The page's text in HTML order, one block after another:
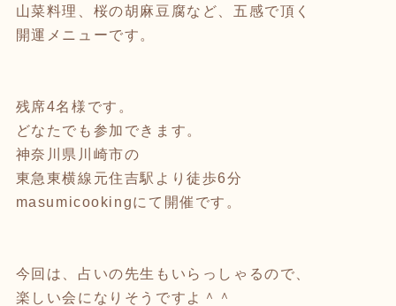
山菜料理、桜の胡麻豆腐など、五感で頂く
開運メニューです。
残席4名様です。
どなたでも参加できます。
神奈川県川崎市の
東急東横線元住吉駅より徒歩6分
masumicookingにて開催です。
今回は、占いの先生もいらっしゃるので、
楽しい会になりそうですよ＾＾